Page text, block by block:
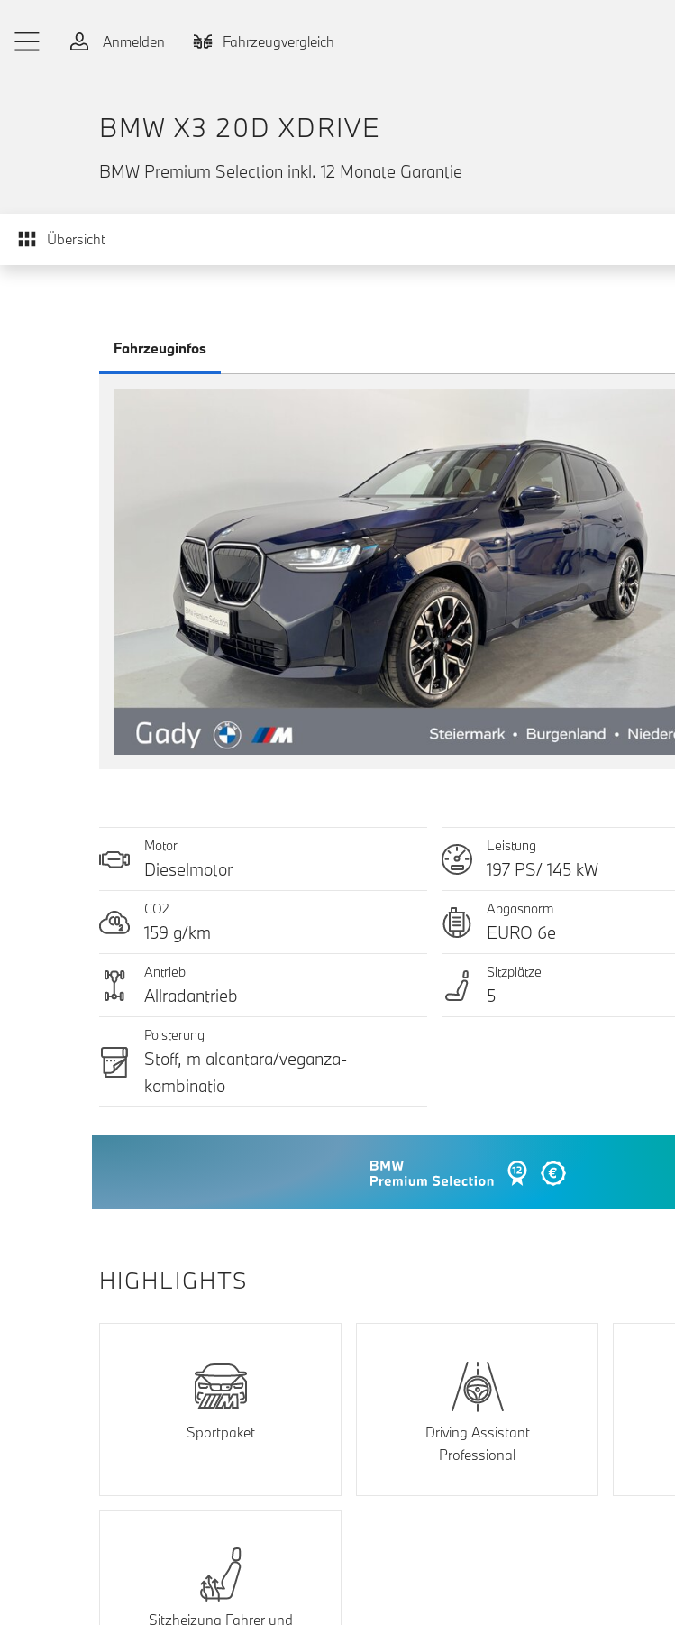
Anmelden
Fahrzeugvergleich
BMW X3 20D XDRIVE
BMW Premium Selection inkl. 12 Monate Garantie
Übersicht
Fahrzeuginfos
Motor
Dieselmotor
Leistung
197 PS/ 145 kW
CO2
159 g/km
Abgasnorm
EURO 6e
Antrieb
Allradantrieb
Sitzplätze
5
Polsterung
Stoff, m alcantara/veganza-
kombinatio
HIGHLIGHTS
Sportpaket
Driving Assistant
Professional
Sitzheizung Fahrer und